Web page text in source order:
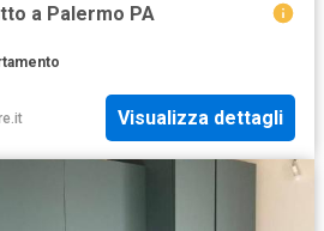
a Palermo PA
Visualizza dettagli